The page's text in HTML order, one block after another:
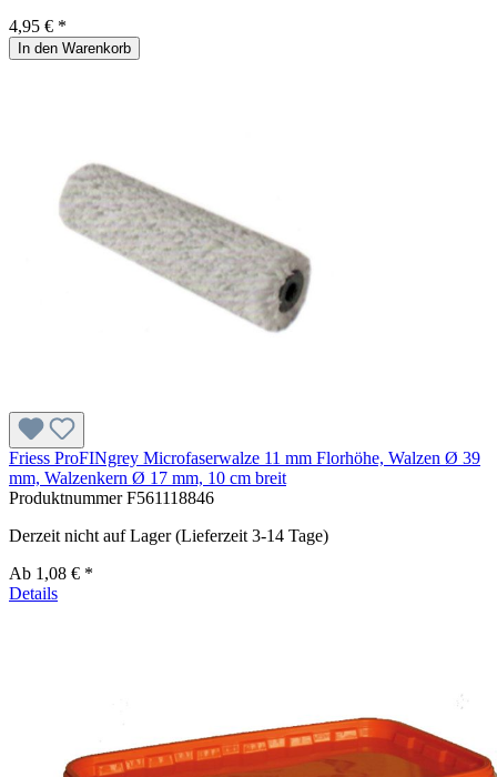
4,95 € *
In den Warenkorb
Friess ProFINgrey Microfaserwalze 11 mm Florhöhe, Walzen Ø 39
mm, Walzenkern Ø 17 mm, 10 cm breit
ProduktnummerF561118846
Derzeit nicht auf Lager (Lieferzeit 3-14 Tage)
Ab 1,08 € *
Details